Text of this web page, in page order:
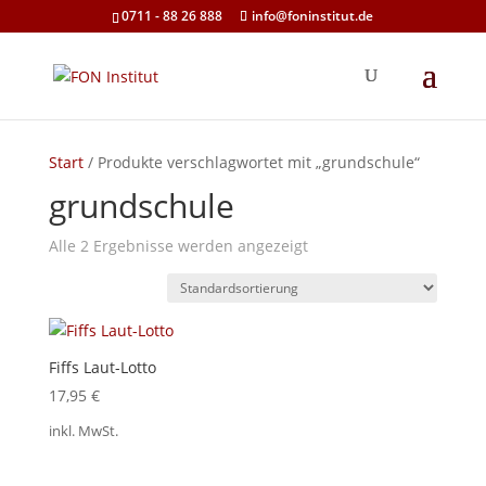
0711 - 88 26 888 info@foninstitut.de
Start/ Produkte verschlagwortet mit „grundschule“
grundschule
Alle 2 Ergebnisse werden angezeigt
Fiffs Laut-Lotto
17,95 €
inkl. MwSt.